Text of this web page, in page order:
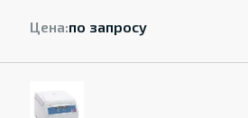
Цена:по запросу